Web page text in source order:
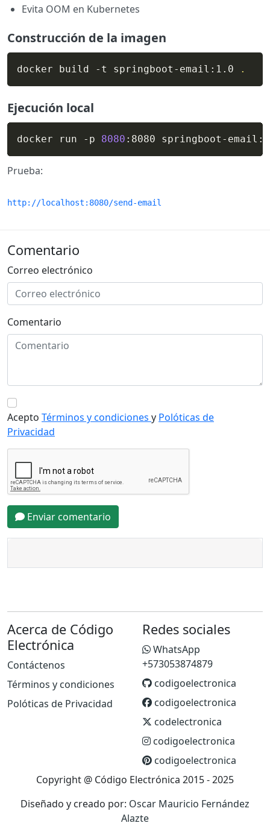
Evita OOM en Kubernetes
Construcción de la imagen
docker build -t springboot-email:1.0 .
Ejecución local
docker run -p 8080 :8080 springboot-
Prueba:
http://localhost:8080/send-email
Comentario
Correo electrónico
Comentario
Acepto Términos y condiciones y Polóticas de
Privacidad
Enviar comentario
Acerca de Código
Electrónica
Contáctenos
Términos y condiciones
Polóticas de Privacidad
Redes sociales
WhatsApp
+573053874879
codigoelectronica
codigoelectronica
codelectronica
codigoelectronica
codigoelectronica
Copyright @ Código Electrónica 2015 - 2025
Diseñado y creado por: Oscar Mauricio Fernández
Alazte